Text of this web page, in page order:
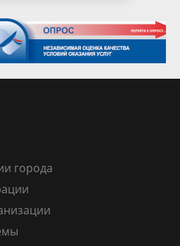
города